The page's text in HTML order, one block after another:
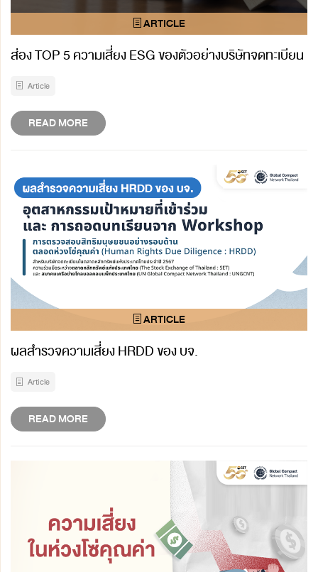
ส่อง TOP 5 ความเสี่ยง ESG ของตัวอย่างบริษัทจดทะเบียน
Article
READ MORE
ผลสำรวจความเสี่ยง HRDD ของ บจ.
Article
READ MORE